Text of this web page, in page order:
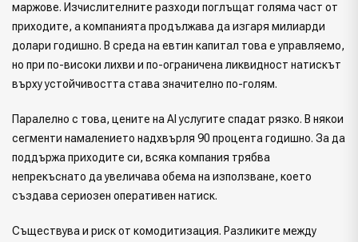
маржове. Изчислителните разходи поглъщат голяма част от
приходите, а компанията продължава да изгаря милиарди
долари годишно. В среда на евтин капитал това е управляемо,
но при по-високи лихви и по-ограничена ликвидност натискът
върху устойчивостта става значително по-голям.
Паралелно с това, цените на AI услугите спадат рязко. В някои
сегменти намалението надхвърля 90 процента годишно. За да
поддържа приходите си, всяка компания трябва
непрекъснато да увеличава обема на използване, което
създава сериозен оперативен натиск.
Съществува и риск от комодитизация. Разликите между